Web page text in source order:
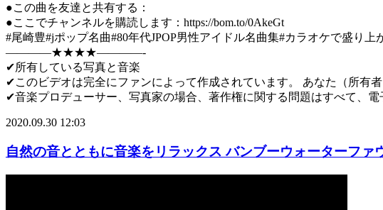
●この曲を友達と共有する：
●ここでチャンネルを購読します：https://bom.to/0AkeGt
#尾崎豊#jポップ名曲#80年代JPOP男性アイドル名曲集#カラオケで盛り
————★★★★————-
✔所有している写真と音楽
✔このビデオは完全にファンによって作成されています。 あなた（所有
✔音楽プロデューサー、写真家の場合、著作権に関する問題はすべて、電
2020.09.30 12:03
自然の音とともに音楽をリラックス バンブーウォーターファ